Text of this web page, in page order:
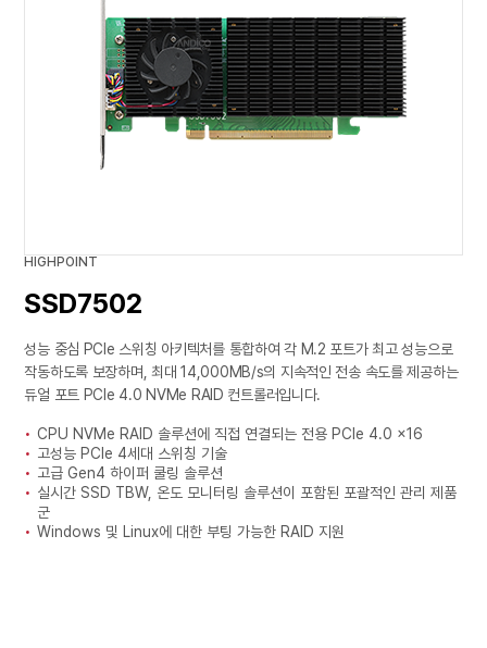
HIGHPOINT
SSD7502
성능 중심 PCIe 스위칭 아키텍처를 통합하여 각 M.2 포트가 최고 성능으로
작동하도록 보장하며, 최대 14,000MB/s의 지속적인 전송 속도를 제공하는
듀얼 포트 PCIe 4.0 NVMe RAID 컨트롤러입니다.
CPU NVMe RAID 솔루션에 직접 연결되는 전용 PCIe 4.0 x16
고성능 PCIe 4세대 스위칭 기술
고급 Gen4 하이퍼 쿨링 솔루션
실시간 SSD TBW, 온도 모니터링 솔루션이 포함된 포괄적인 관리 제품
군
Windows 및 Linux에 대한 부팅 가능한 RAID 지원